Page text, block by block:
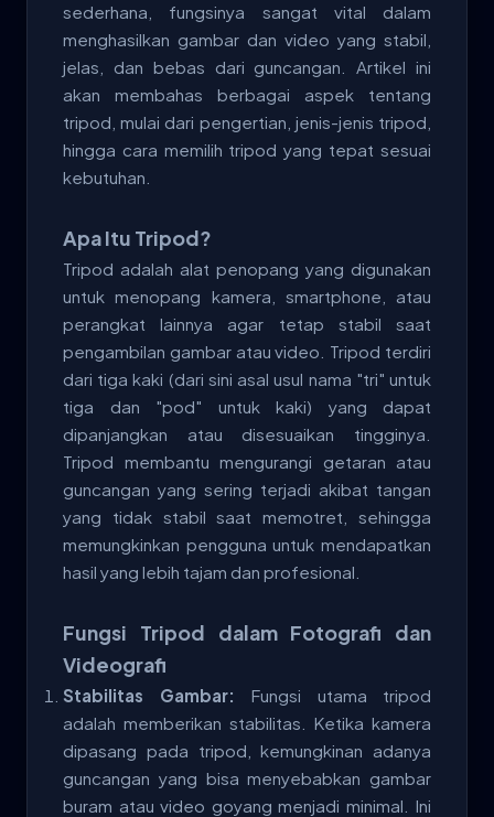
sederhana, fungsinya sangat vital dalam
menghasilkan gambar dan video yang stabil,
jelas, dan bebas dari guncangan. Artikel ini
akan membahas berbagai aspek tentang
tripod, mulai dari pengertian, jenis-jenis tripod,
hingga cara memilih tripod yang tepat sesuai
kebutuhan.
Apa Itu Tripod?
Tripod adalah alat penopang yang digunakan
untuk menopang kamera, smartphone, atau
perangkat lainnya agar tetap stabil saat
pengambilan gambar atau video. Tripod terdiri
dari tiga kaki (dari sini asal usul nama "tri" untuk
tiga dan "pod" untuk kaki) yang dapat
dipanjangkan atau disesuaikan tingginya.
Tripod membantu mengurangi getaran atau
guncangan yang sering terjadi akibat tangan
yang tidak stabil saat memotret, sehingga
memungkinkan pengguna untuk mendapatkan
hasil yang lebih tajam dan profesional.
Fungsi Tripod dalam Fotografi dan
Videografi
Stabilitas Gambar: Fungsi utama tripod
adalah memberikan stabilitas. Ketika kamera
dipasang pada tripod, kemungkinan adanya
guncangan yang bisa menyebabkan gambar
buram atau video goyang menjadi minimal. Ini